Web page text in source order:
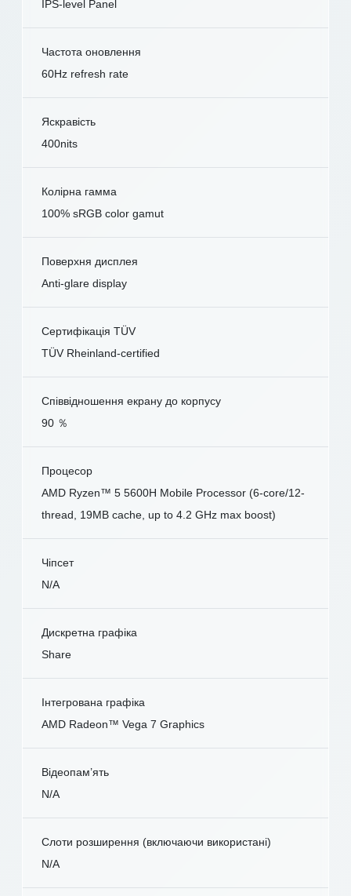
IPS-level Panel
Частота оновлення
60Hz refresh rate
Яскравість
400nits
Колірна гамма
100% sRGB color gamut
Поверхня дисплея
Anti-glare display
Сертифікація TÜV
TÜV Rheinland-certified
Співвідношення екрану до корпусу
90 ％
Процесор
AMD Ryzen™ 5 5600H Mobile Processor (6-core/12-
thread, 19MB cache, up to 4.2 GHz max boost)
Чіпсет
N/A
Дискретна графіка
Share
Інтегрована графіка
AMD Radeon™ Vega 7 Graphics
Відеопам’ять
N/A
Слоти розширення (включаючи використані)
N/A